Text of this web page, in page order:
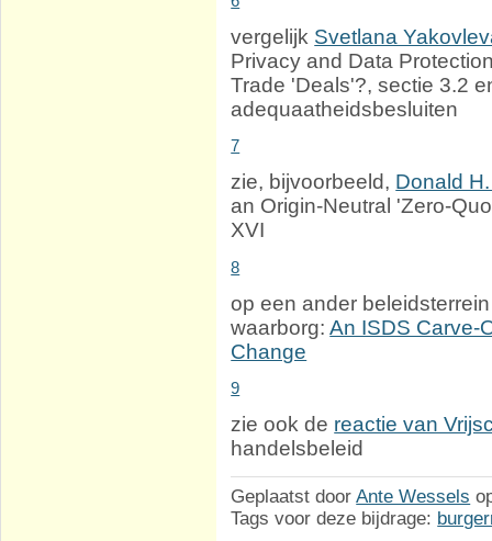
vergelijk Svetlana
Privacy and Data
Trade 'Deals'?, sectie 3.2
adequaatheidsbesluiten
7
zie, bijvoorbeeld, Donald
an Origin-Neutral 'Zero-
XVI
8
op een ander
waarborg:An ISDS Carve-
Change
9
zie ook de reactie van
handelsbeleid
Geplaatst doorAnte Wessels
Tags voor deze bijdrage: